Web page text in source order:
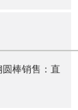
棒销售：直